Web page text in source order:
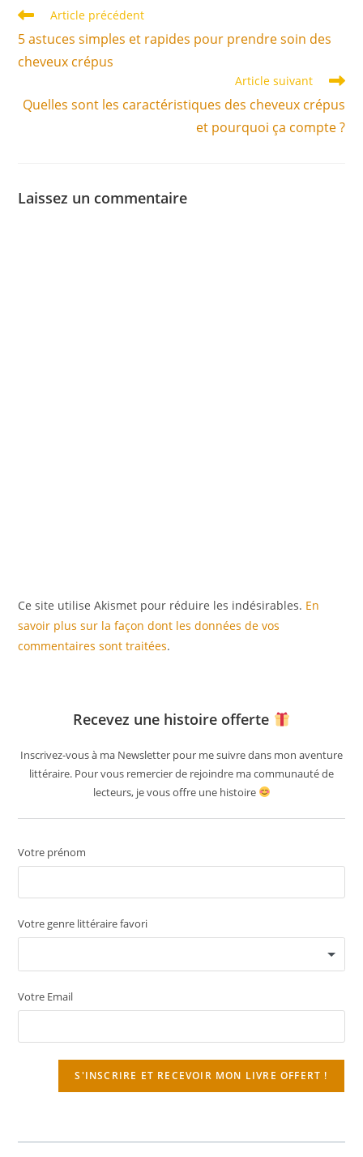
Article précédent
5 astuces simples et rapides pour prendre soin des
cheveux crépus
Article suivant
Quelles sont les caractéristiques des cheveux crépus
et pourquoi ça compte ?
Laissez un commentaire
Ce site utilise Akismet pour réduire les indésirables. En
savoir plus sur la façon dont les données de vos
commentaires sont traitées.
Recevez une histoire offerte
Inscrivez-vous à ma Newsletter pour me suivre dans mon aventure
littéraire. Pour vous remercier de rejoindre ma communauté de
lecteurs, je vous offre une histoire
Votre prénom
Votre genre littéraire favori
Votre Email
S'INSCRIRE ET RECEVOIR MON LIVRE OFFERT !